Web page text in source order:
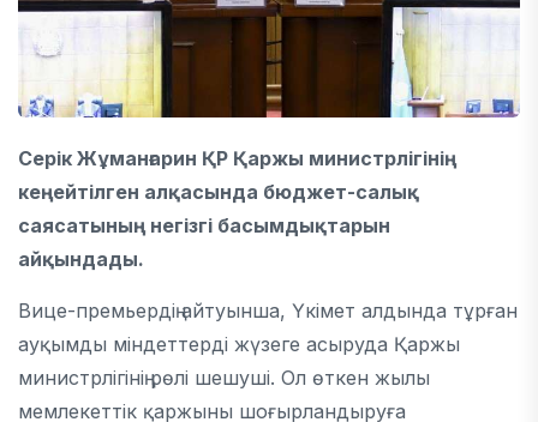
Серік Жұманғарин ҚР Қаржы министрлігінің
кеңейтілген алқасында бюджет-салық
саясатының негізгі басымдықтарын
айқындады.
Вице-премьердің айтуынша, Үкімет алдында тұрған
ауқымды міндеттерді жүзеге асыруда Қаржы
министрлігінің рөлі шешуші. Ол өткен жылы
мемлекеттік қаржыны шоғырландыруға